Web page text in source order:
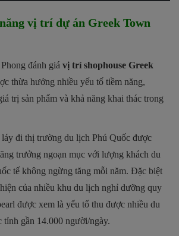
vị trí dự án Greek Town
đánh giá vị trí shophouse Greek
thừa hưởng nhiều yếu tố tiềm năng,
trị sản phẩm và khả năng khai thác trong
đi thị trường du lịch Phú Quốc được
trưởng ngoạn mục với lượng khách du
tế không ngừng tăng mỗi năm. Đặc biệt
của nhiều khu du lịch nghỉ dưỡng quy
được xem là yếu tố thu được nhiều du
tỉnh gần 14.000 người/ngày.